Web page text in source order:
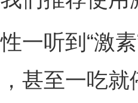
听到“激素
甚至一吃